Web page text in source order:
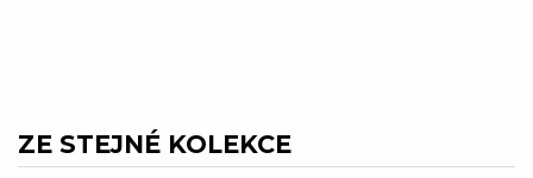
ZE STEJNÉ KOLEKCE